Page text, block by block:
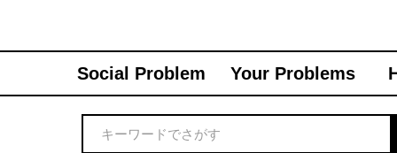
Social Problem Your Problems